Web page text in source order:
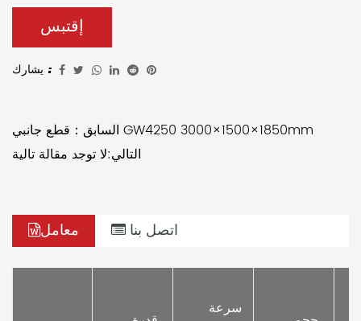
إقتبس
يشارك :
السابق：قطع جانبي GW4250 3000×1500×1850mm
التالي:لا توجد مقالة تالية
معامل اتصل بنا